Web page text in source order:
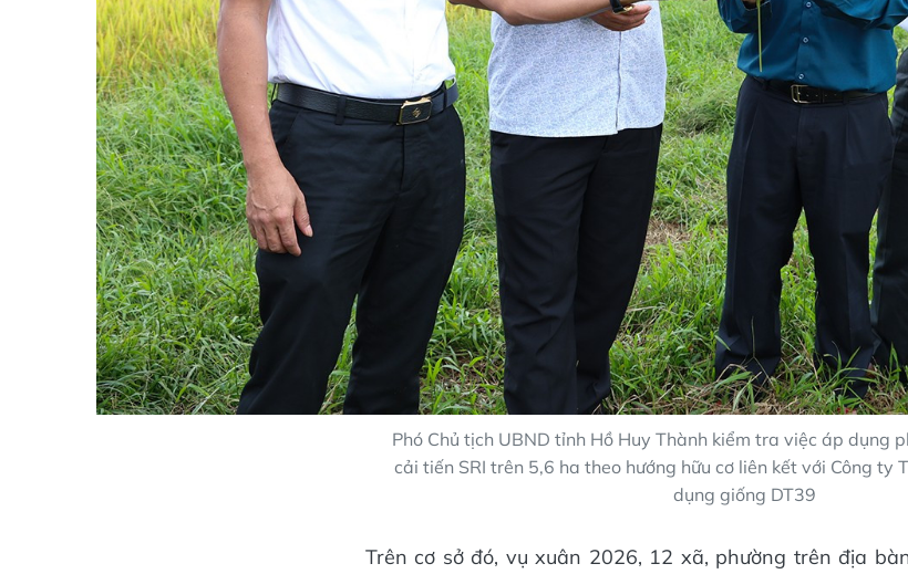
Phó Chủ tịch UBND tỉnh Hồ Huy Thành kiểm tra việc áp dụng
cải tiến SRI trên 5,6 ha theo hướng hữu cơ liên kết với Công ty
dụng giống DT39
Trên cơ sở đó, vụ xuân 2026, 12 xã, phường trên địa